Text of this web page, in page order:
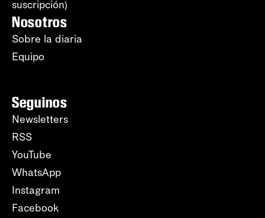
suscripción)
Nosotros
Sobre la diaria
Equipo
Seguinos
Newsletters
RSS
YouTube
WhatsApp
Instagram
Facebook